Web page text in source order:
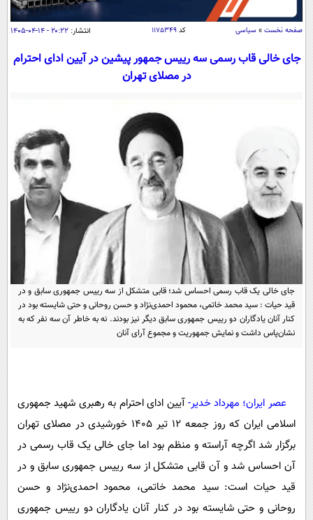
اقتصاد
خودرو
اجتماعی
سلامت
یک برش دانایی
محیط زیست
سفر و تفریح
ورزشی
سیاست خارجی
فرهنگ و هنر
علم و دانش
فناوری و It
علمی
قرآن
گوناگون
سرگرمی
مجله تصویری سلاح
فیلم
سیاست
سرگرمی
حوادث
محیط زیست
سلامت
فرهنگی
بین الملل
خواندنی ها و دیدنی ها
داستان کوتاه
پیامک
صفحه نخست » سیاسی کد ۱۱۷۵۳۴۹ انتشار: ۲۰:۲۲ - ۱۴-۰۴-۱۴۰۵
جای خالی قاب رسمی سه رییس جمهور پیشین در آیین ادای احترام
در مصلای تهران
جای خالی یک قاب رسمی احساس شد؛ قابی متشکل از سه رییس جمهوری سابق و در
قید حیات : سید محمد خاتمی، محمود احمدی‌نژاد و حسن روحانی و حتی شایسته بود در
کنار آنان یادگاران دو رییس جمهوری سابق دیگر نیز بودند. نه به خاطر آن سه نفر که به
نشان‌پاس داشت و نمایش جمهوریت و مجموع آرای آنان
عصر ایران؛ مهرداد خدیر-آیین ادای احترام به رهبری شهید جمهوری
اسلامی ایران که روز جمعه 12 تیر 1405 خورشیدی در مصلای تهران
برگزار شد اگرچه آراسته و منظم بود اما جای خالی یک قاب رسمی در
آن احساس شد و آن قابی متشکل از سه رییس جمهوری سابق و در
قید حیات است: سید محمد خاتمی، محمود احمدی‌نژاد و حسن
روحانی و حتی شایسته بود در کنار آنان یادگاران دو رییس جمهوری